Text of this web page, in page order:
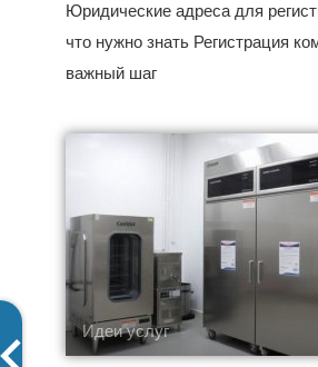
Юридические адреса для
что нужно знать Регистрация
важный шаг
Идеи услуг